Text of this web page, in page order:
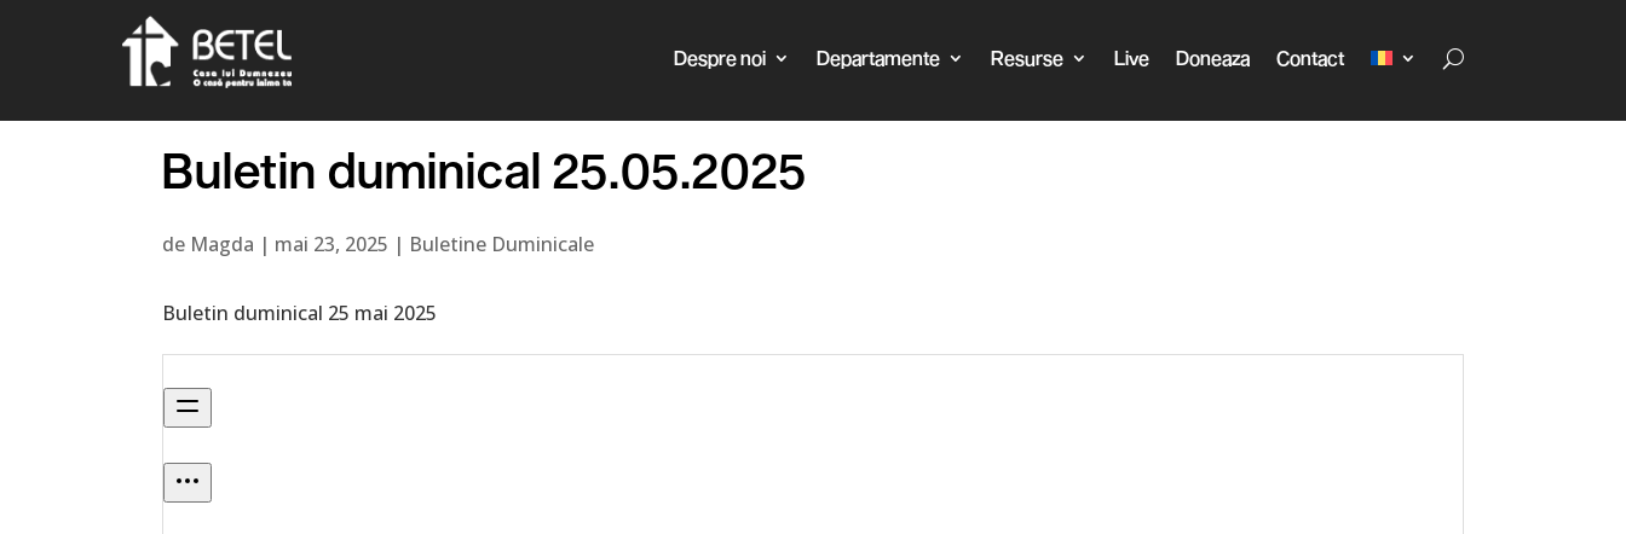
Despre noi Departamente Resurse Live Doneaza Contact
Buletin duminical 25.05.2025
de Magda | mai 23, 2025 | Buletine Duminicale
Buletin duminical 25 mai 2025